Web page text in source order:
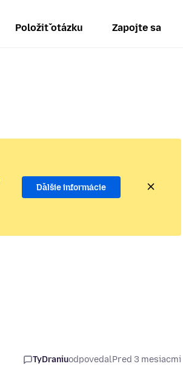
Položiť otázku Zapojte sa
Ďalšie informácie
TyDraniuodpovedalPred 3 mesiacmi